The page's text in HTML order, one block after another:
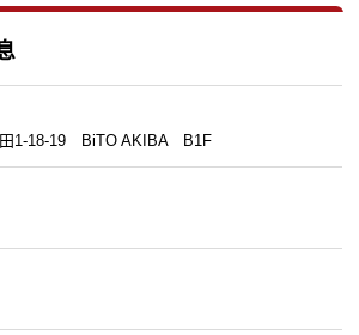
田1-18-19 BiTO AKIBA B1F